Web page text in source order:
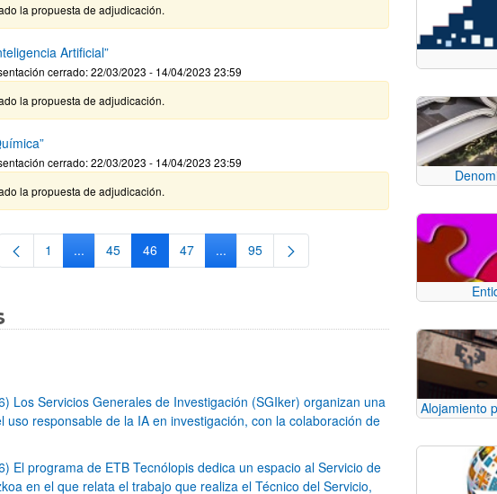
la propuesta de adjudicación.
Artificial”
cerrado: 22/03/2023 - 14/04/2023 23:59
la propuesta de adjudicación.
cerrado: 22/03/2023 - 14/04/2023 23:59
la propuesta de adjudicación.
Página
1 ...Páginas intermedias Use TAB para desplazarse.
Página
45 Página
46 Página
47 ...Páginas intermedias Use TAB para desplazarse.
Página
95
Los Servicios Generales de Investigación (SGIker) organizan una
uso responsable de la IA en investigación, con la colaboración de
El programa de ETB Tecnólopis dedica un espacio al Servicio de
en el que relata el trabajo que realiza el Técnico del Servicio,
Alojamiento